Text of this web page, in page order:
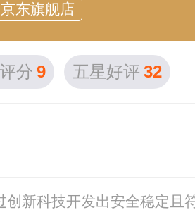
京东旗舰店
分 9 五星好评 32
新科技开发出安全稳定且